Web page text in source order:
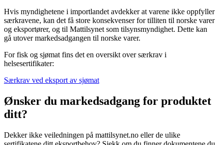
Hvis myndighetene i importlandet avdekker at varene ikke oppfyller
særkravene, kan det få store konsekvenser for tilliten til norske varer
og eksportører, og til Mattilsynet som tilsynsmyndighet. Dette kan
gå utover markedsadgangen til norske varer.
For fisk og sjømat fins det en oversikt over særkrav i
helsesertifikater:
Særkrav ved eksport av sjømat
Ønsker du markedsadgang for produktet
ditt?
Dekker ikke veiledningen på mattilsynet.no eller de ulike